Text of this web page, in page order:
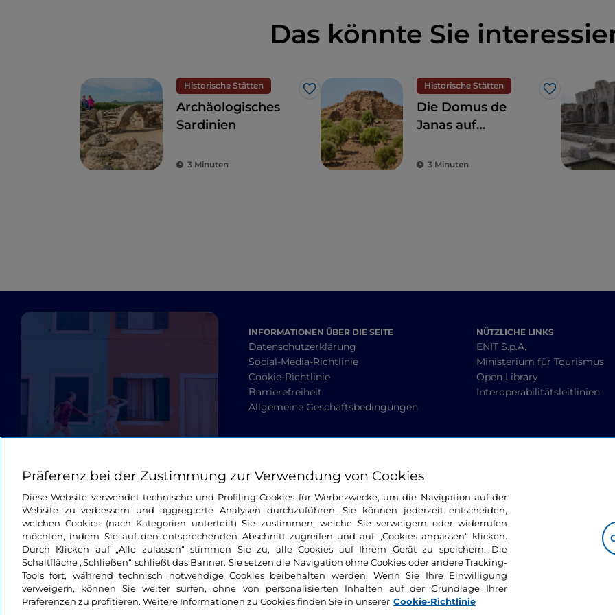
Das könnte Sie
Historische Stätten
Like
Archäologisches
Sardinien
3 Minuten
Historische Stätten
Like
Die Domus de
Janas auf
Entdecken Sie die
3 Minuten
INFORMATIONEN ÜBER DIE SEITE
Datenschutzerklärung
Social-Media-Richtlinie
Cookie-Richtlinie
Barrierefreiheit
Allgemeine Geschäftsbedingungen
NÜTZLICHE LINKS
ENIT S.p.A.
Ministerium für Tourismus
Open Library
Interoperabilitätsleitlinien
Präferenz bei der Zustimmung zur Verwendung von Cookies
Diese Website verwendet technische und Profiling-Cookies für Werbezwecke, um die Navigation auf der
Website zu verbessern und aggregierte Analysen durchzuführen. Sie können jederzeit entscheiden,
welchen Cookies (nach Kategorien unterteilt) Sie zustimmen, welche Sie verweigern oder widerrufen
möchten, indem Sie auf den entsprechenden Abschnitt zugreifen und auf „Cookies anpassen“ klicken.
Durch Klicken auf „Alle zulassen“ stimmen Sie zu, alle Cookies auf Ihrem Gerät zu speichern. Die
Schaltfläche „Schließen“ schließt das Banner. Sie setzen die Navigation ohne Cookies oder andere Tracking-
Tools fort, während technisch notwendige Cookies beibehalten werden. Wenn Sie Ihre Einwilligung
verweigern, können Sie weiter surfen, ohne von personalisierten Inhalten auf der Grundlage Ihrer
Präferenzen zu profitieren. Weitere Informationen zu Cookies finden Sie in unserer Cookie-Richtlinie